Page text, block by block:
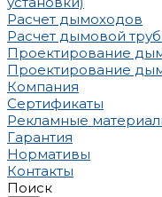
Расчет дымоходов
Расчет дымовой
Проектирование
Проектирование
Компания
Сертификаты
Рекламные
Гарантия
Нормативы
Контакты
Поиск